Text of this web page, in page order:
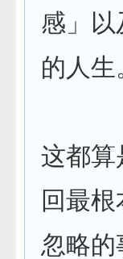
感」以
的人生
这都算
回最
忽略